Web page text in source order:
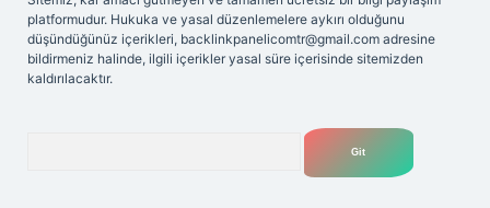
platformudur. Hukuka ve yasal düzenlemelere aykırı olduğunu
düşündüğünüz içerikleri, backlinkpanelicomtr@gmail.com adresine
bildirmeniz halinde, ilgili içerikler yasal süre içerisinde sitemizden
kaldırılacaktır.